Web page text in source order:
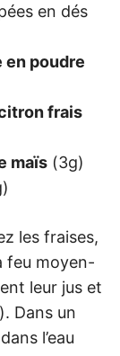
en dés
en poudre
frais
maïs (3g)
les fraises,
feu moyen-
leur jus et
Dans un
l’eau